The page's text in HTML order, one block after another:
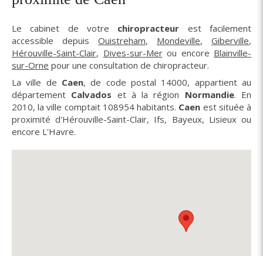
Le cabinet de votre chiropracteur est facilement
accessible depuis Ouistreham, Mondeville, Giberville,
Hérouville-Saint-Clair, Dives-sur-Merou encore Blainville-
sur-Orne pour une consultation de chiropracteur.
La ville de Caen, de code postal 14000, appartient au
département Calvados et à la région Normandie. En
2010, la ville comptait 108954 habitants. Caen est située à
proximité d'Hérouville-Saint-Clair, Ifs, Bayeux, Lisieux ou
encore L'Havre.